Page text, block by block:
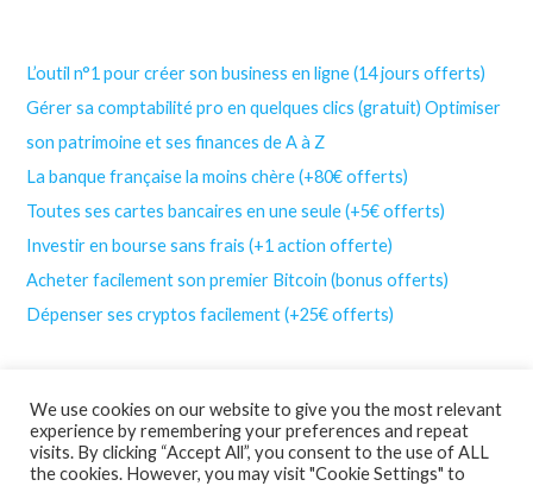
L’outil n°1 pour créer son business en ligne (14 jours offerts)
Gérer sa comptabilité pro en quelques clics (gratuit)Optimiser
son patrimoine et ses finances de A à Z
La banque française la moins chère (+80€ offerts)
Toutes ses cartes bancaires en une seule (+5€ offerts)
Investir en bourse sans frais (+1 action offerte)
Acheter facilement son premier Bitcoin (bonus offerts)
Dépenser ses cryptos facilement (+25€ offerts)
© Cyber Indépendant | Tous droits réservés
We use cookies on our website to give you the most relevant
experience by remembering your preferences and repeat
visits. By clicking “Accept All”, you consent to the use of ALL
the cookies. However, you may visit "Cookie Settings" to